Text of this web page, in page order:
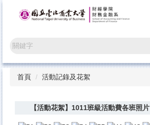
區
首頁 活動記錄及花絮
【活動花絮】1011班級活動費各班照片